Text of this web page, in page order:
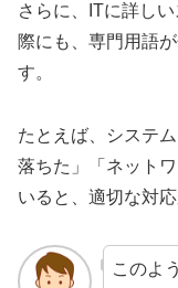
さらに、ITに詳し
際にも、専門用語
す。
たとえば、システ
落ちた」「ネット
いると、適切な対
このよ